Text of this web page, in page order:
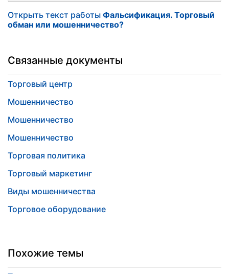
Открыть текст работы Фальсификация. Торговый
обман или мошенничество?
Связанные документы
Торговый центр
Мошенничество
Мошенничество
Мошенничество
Торговая политика
Торговый маркетинг
Виды мошенничества
Торговое оборудование
Похожие темы